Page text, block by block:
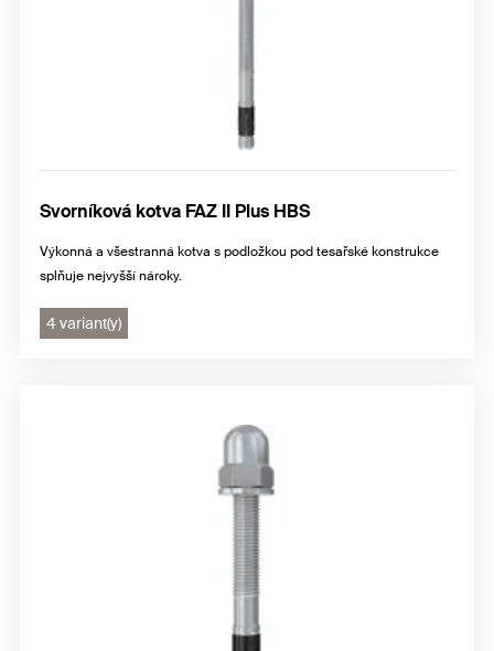
Svorníková kotva FAZ II Plus HBS
Výkonná a všestranná kotva s podložkou pod tesařské konstrukce
splňuje nejvyšší nároky.
4 variant(y)